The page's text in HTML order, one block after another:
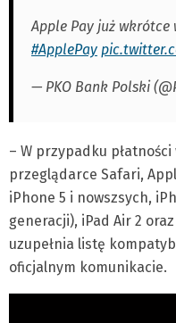
Apple Pay już wkrótce
#ApplePay
— PKO Bank Polski
– W przypadku
przeglądarce Safari,
iPhone 5 i nowszsych,
generacji), iPad Air 2
uzupełnia listę
oficjalnym komunikacie.